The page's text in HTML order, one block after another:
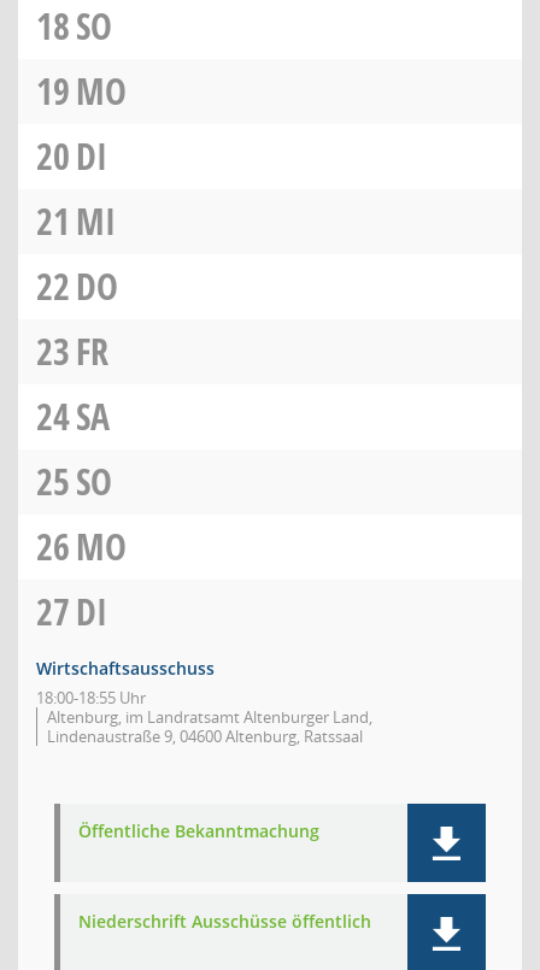
18SO
19MO
20DI
21 MI
22DO
23FR
24SA
25SO
26MO
27DI
Wirtschaftsausschuss
18:00-18:55 Uhr
Altenburg, im Landratsamt Altenburger Land,
Lindenaustraße 9, 04600 Altenburg, Ratssaal
Öffentliche Bekanntmachung
Niederschrift Ausschüsse öffentlich